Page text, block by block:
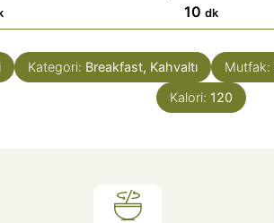
10 d
a
k
k
a
dk
Kategori: Breakfast, Kahvaltı Mutfak:
Kalori: 120